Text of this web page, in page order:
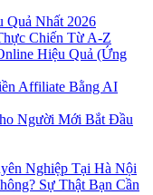
Quả Nhất 2026
Chiến Từ A-Z
Hiệu Quả (Ứng
Affiliate Bằng AI
Người Mới Bắt Đầu
Nghiệp Tại Hà Nội
Sự Thật Bạn Cần